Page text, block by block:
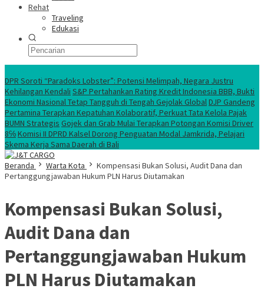
Rehat
Traveling
Edukasi
DPR Soroti “Paradoks Lobster”: Potensi Melimpah, Negara Justru
Kehilangan Kendali S&P Pertahankan Rating Kredit Indonesia BBB, Bukti
Ekonomi Nasional Tetap Tangguh di Tengah Gejolak GlobalDJP Gandeng
Pertamina Terapkan Kepatuhan Kolaboratif, Perkuat Tata Kelola Pajak
BUMN Strategis Gojek dan Grab Mulai Terapkan Potongan Komisi Driver
8℅Komisi II DPRD Kalsel Dorong Penguatan Modal Jamkrida, Pelajari
Skema Kerja Sama Daerah di Bali
Beranda
Warta Kota
Kompensasi Bukan Solusi, Audit Dana dan
Pertanggungjawaban Hukum PLN Harus Diutamakan
Kompensasi Bukan Solusi,
Audit Dana dan
Pertanggungjawaban Hukum
PLN Harus Diutamakan